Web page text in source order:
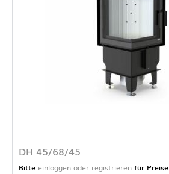
DH 45/68/45
Bitte einloggen oder registrieren für Preise